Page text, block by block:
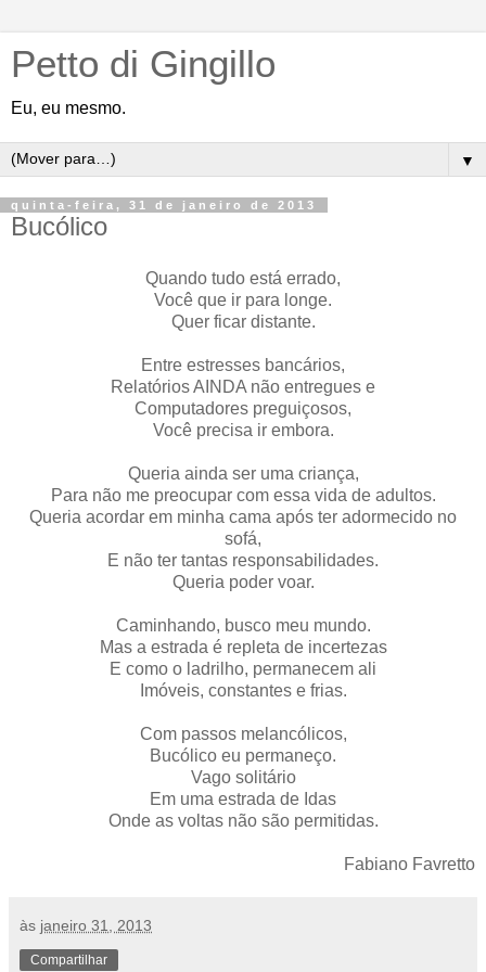
Petto di Gingillo
Eu, eu mesmo.
▼
quinta-feira, 31 de janeiro de 2013
Bucólico
Quando tudo está errado,
Você que ir para longe.
Quer ficar distante.
Entre estresses bancários,
Relatórios AINDA não entregues e
Computadores preguiçosos,
Você precisa ir embora.
Queria ainda ser uma criança,
Para não me preocupar com essa vida de adultos.
Queria acordar em minha cama após ter adormecido no
sofá,
E não ter tantas responsabilidades.
Queria poder voar.
Caminhando, busco meu mundo.
Mas a estrada é repleta de incertezas
E como o ladrilho, permanecem ali
Imóveis, constantes e frias.
Com passos melancólicos,
Bucólico eu permaneço.
Vago solitário
Em uma estrada de Idas
Onde as voltas não são permitidas.
Fabiano Favretto
às janeiro 31, 2013
Compartilhar